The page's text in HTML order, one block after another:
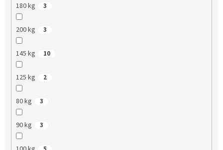
180 kg 3
200 kg 3
145 kg 10
125 kg 2
80 kg 3
90 kg 3